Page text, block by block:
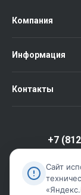
Компания
Информация
Контакты
+7
г. Санкт-
Сайт